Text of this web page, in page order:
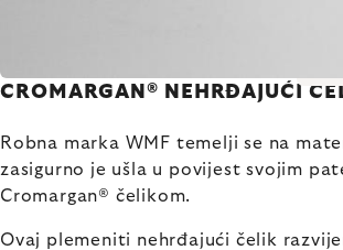
CROMARGAN® NEHRĐAJUĆI
Robna marka WMF temelji se na
zasigurno je ušla u povijest svojim
Cromargan® čelikom.
Ovaj plemeniti nehrđajući čelik